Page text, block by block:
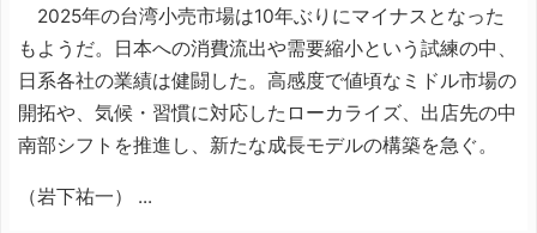
2025年の台湾小売市場は10年ぶりにマイナスとなった
もようだ。日本への消費流出や需要縮小という試練の中、
日系各社の業績は健闘した。高感度で値頃なミドル市場の
開拓や、気候・習慣に対応したローカライズ、出店先の中
南部シフトを推進し、新たな成長モデルの構築を急ぐ。
（岩下祐一） ...